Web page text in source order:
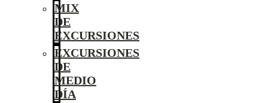
MIX
DE
EXCURSIONES
EXCURSIONES
DE
MEDIO
DÍA